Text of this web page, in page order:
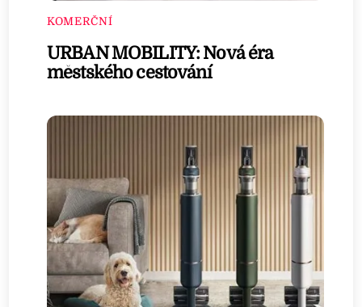
KOMERČNÍ
URBAN MOBILITY: Nová éra
městského cestování